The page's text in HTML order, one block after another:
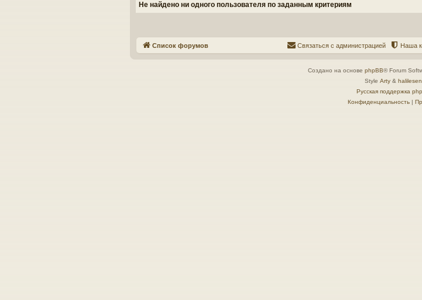
Не найдено ни одного пользователя по заданным критериям
Список форумов Наша
Связаться с администрацией
Создано на основе phpBB® Forum
Style Arty & halilesen
Русская поддержка
Конфиденциальность|